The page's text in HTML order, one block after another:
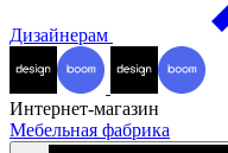
Дизайнерам
Интернет-магазин
Мебельная фабрика